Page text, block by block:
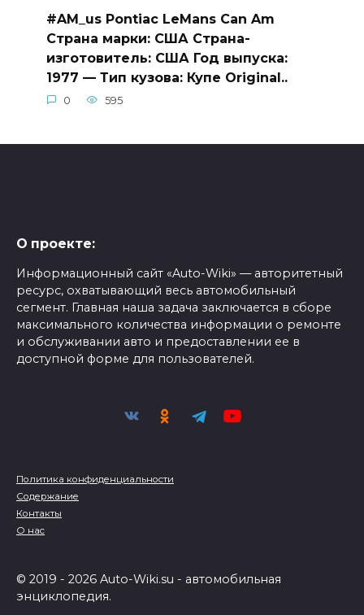
#AM_us Pontiac LeMans Can Am
Страна марки: США Страна-
изготовитель: США Год выпуска:
1977 — Тип кузова: Купе Original..
0 595
О проекте:
Информационный сайт «Auto-Wiki» — авторитетный
ресурс, охватывающий весь автомобильный
сегмент. Главная наша задача заключается в сборе
максимального количества информации о ремонте
и обслуживании авто и предоставлении ее в
доступной форме для пользователей.
Политика конфиденциальности
Содержание
Контакты
О нас
© 2019 - 2026 Auto-Wiki.su - автомобильная
энциклопедия.